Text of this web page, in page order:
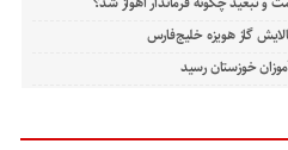
گاز هویزه خلیج‌فارس